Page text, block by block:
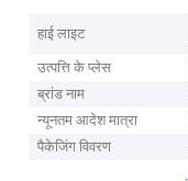
हाई लाइट
उत्पत्ति के प्लेस
ब्रांड नाम
न्यूनतम आदेश मात्रा
पैकेजिंग विवरण